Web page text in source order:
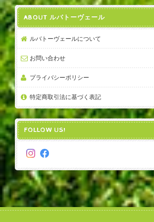
ABOUT ルバトーヴェール
ルバトーヴェールについて
お問い合わせ
プライバシーポリシー
特定商取引法に基づく表記
FOLLOW US!